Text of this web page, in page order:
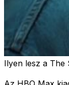
Ilyen lesz a The